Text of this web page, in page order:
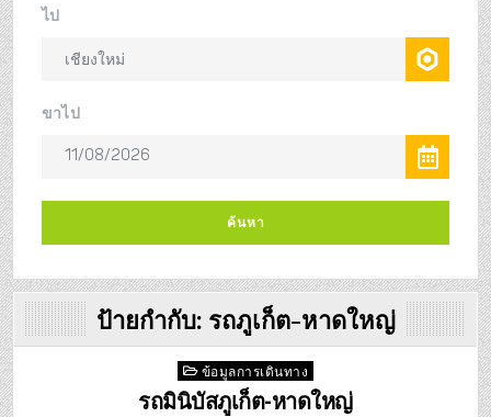
ป้ายกำกับ: รถภูเก็ต-หาดใหญ่
Posted
in
ข้อมูลการเดินทาง
รถมินิบัสภูเก็ต-หาดใหญ่